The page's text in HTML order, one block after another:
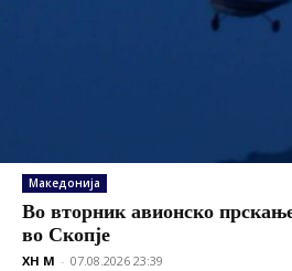
Македонија
Во вторник авионско
во Скопје
XH M - 07.08.2026 23:39